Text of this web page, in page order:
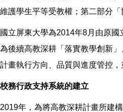
維護學生平等受教權；第二部分
國立屏東大學為2014年8月由原
為後續高教深耕「落實教學創新
計畫執行方向、品質與進度管控
校務行政支持系統的建立
2019年，為將高教深耕計畫所建